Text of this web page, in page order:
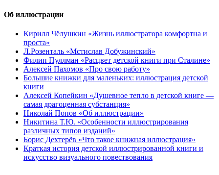
Об иллюстрации
Кирилл Чёлушкин «Жизнь иллюстратора комфортна и
проста»
Л.Розенталь «Мстислав Добужинский»
Филип Пуллман «Расцвет детской книги при Сталине»
Алексей Пахомов «Про свою работу»
Большие книжки для маленьких: иллюстрация детской
книги
Алексей Копейкин «Душевное тепло в детской книге —
самая драгоценная субстанция»
Николай Попов «Об иллюстрации»
Никитина Т.Ю. «Особенности иллюстрирования
различных типов изданий»
Борис Дехтерёв «Что такое книжная иллюстрация»
Краткая история детской иллюстрированной книги и
искусство визуального повествования